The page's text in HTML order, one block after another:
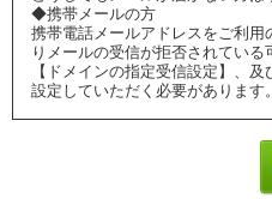
◆携帯メールの方
携帯電話メールアドレスをご利用
りメールの受信が拒否されている
【ドメインの指定受信設定】、
設定していただく必要があります。
マルチビタミン 100mg 30カプセル
¥3,100
美容・スキンケア